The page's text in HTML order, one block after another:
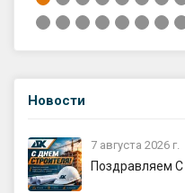
Новости
7 августа 2026 г.
Поздравляем